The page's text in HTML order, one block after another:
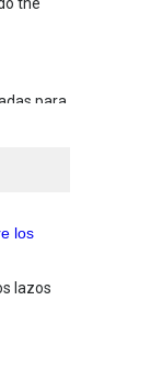
para
to
lazos